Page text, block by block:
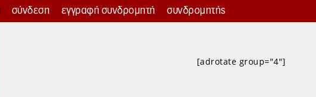
σύνδεση εγγραφή συνδρομητή συνδρομητής
[adrotate group="4"]